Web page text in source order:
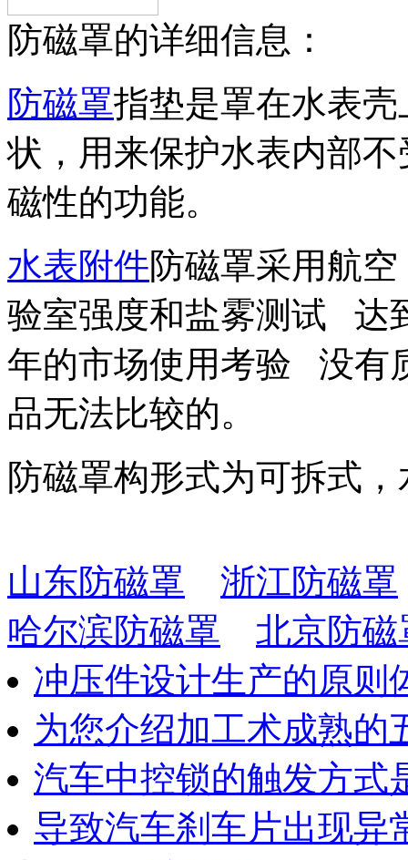
防磁罩的详细信息：
防磁罩指垫是罩在水表
状，用来保护水表内部
磁性的功能。
水表附件防磁罩采用航
验室强度和盐雾测试 达
年的市场使用考验 没有
品无法比较的。
防磁罩构形式为可拆式
山东防磁罩
浙江防磁罩
哈尔滨防磁罩
北京防磁
冲压件设计生产的原则
为您介绍加工术成熟的
汽车中控锁的触发方式
导致汽车刹车片出现异